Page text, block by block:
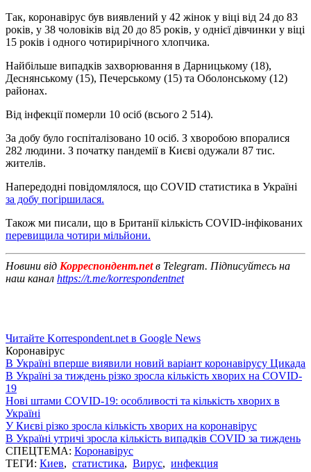
Так, коронавірус був виявлений у 42 жінок у віці від 24 до 83
років, у 38 чоловіків від 20 до 85 років, у однієї дівчинки у віці
15 років і одного чотирирічного хлопчика.
Найбільше випадків захворювання в Дарницькому (18),
Деснянському (15), Печерському (15) та Оболонському (12)
районах.
Від інфекції померли 10 осіб (всього 2 514).
За добу було госпіталізовано 10 осіб. З хворобою впоралися
282 людини. З початку пандемії в Києві одужали 87 тис.
жителів.
Напередодні повідомлялося, що COVID статистика в Україні
за добу погіршилася.
Також ми писали, що в Британії кількість COVID-інфікованих
перевищила чотири мільйони.
Новини від Корреспондент.netв Telegram. Підписуйтесь на
наш канал https://t.me/korrespondentnet
Читайте Korrespondent.net в Google News
Коронавірус
В Україні вперше виявили новий варіант коронавірусу Цикада
В Україні за тиждень різко зросла кількість хворих на COVID-
19
Нові штами COVID-19: особливості та кількість хворих в
Україні
У Києві різко зросла кількість хворих на коронавірус
В Україні утричі зросла кількість випадків COVID за тиждень
СПЕЦТЕМА: Коронавірус
ТЕГИ: Киев, статистика, Вирус, инфекция